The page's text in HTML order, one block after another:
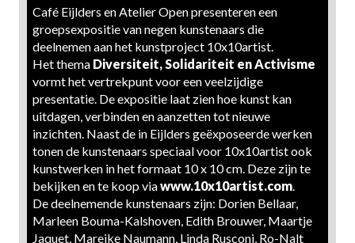
Café Eijlders en Atelier Open presenteren een
groepsexpositie van negen kunstenaars die
deelnemen aan het kunstproject 10x10artist.
Het thema Diversiteit, Solidariteit en Activisme
vormt het vertrekpunt voor een veelzijdige
presentatie. De expositie laat zien hoe kunst kan
uitdagen, verbinden en aanzetten tot nieuwe
inzichten. Naast de in Eijlders geëxposeerde werken
tonen de kunstenaars speciaal voor 10x10artist ook
kunstwerken in het formaat 10 x 10 cm. Deze zijn te
bekijken en te koop viawww.10x10artist.com.
De deelnemende kunstenaars zijn: Dorien Bellaar,
Marleen Bouma-Kalshoven, Edith Brouwer, Maartje
Jaquet, Mareike Naumann, Linda Rusconi, Ro-Nalt